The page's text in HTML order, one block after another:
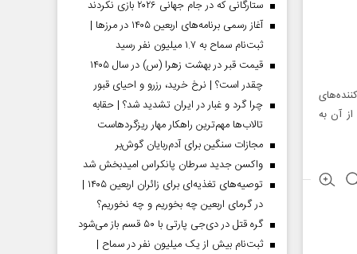
آن به
ستارگانی که در جام جهانی ۲۰۲۶ بازی نکردند
آغاز رسمی برنامه‌های اربعین ۱۴۰۵ در مرز‌ها |
ثبت‌نام سماح به ۱.۷ میلیون نفر رسید
قیمت قبر در بهشت زهرا (س) در سال ۱۴۰۵
چقدر است؟ | نرخ خرید، رزرو و احیای قبور
چرا گرد و غبار در ایران تشدید شد؟ | حقابه
تالاب‌ها مهم‌ترین راهکار مهار ریزگردهاست
مجازات سنگین برای آدم‌ربایان گوش‌بر
واکسن جدید سرطان پانکراس امیدبخش شد
توصیه‌های تغذیه‌ای برای زائران اربعین ۱۴۰۵ |
در گرمای اربعین چه بخوریم و چه نخوریم؟
گره قتل در دی‌جی پارتی با ۵۰ قسم باز می‌شود
ثبت‌نام بیش از یک میلیون نفر در سماح |